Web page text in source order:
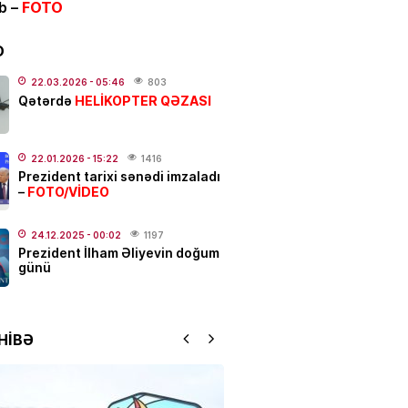
yanğın
Hacalıyeva mətbuat katibi
- 11:37
başlayır –Tarix açıqlandı
- 11:05 259
rejissor Çimnaz
məzarından video
192
– FOTO
22.03.2026 - 05:46 803
Qətərdə HELİKOPTER QƏZASI
22.01.2026 - 15:22 1416
Prezident tarixi sənədi imzaladı
– FOTO/VİDEO
24.12.2025 - 00:02 1197
Prezident İlham Əliyevin doğum
günü